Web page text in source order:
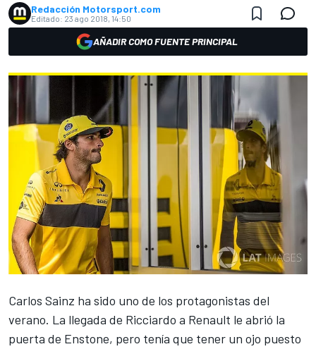
Redacción Motorsport.com
Editado: 23 ago 2018, 14:50
AÑADIR COMO FUENTE PRINCIPAL
Carlos Sainz ha sido uno de los protagonistas del
verano. La llegada de Ricciardo a Renault le abrió la
puerta de Enstone, pero tenía que tener un ojo puesto